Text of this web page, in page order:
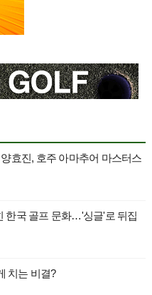
효진, 호주 아마추어 마스터스
한국 골프 문화…'싱글'로 뒤집
치는 비결?